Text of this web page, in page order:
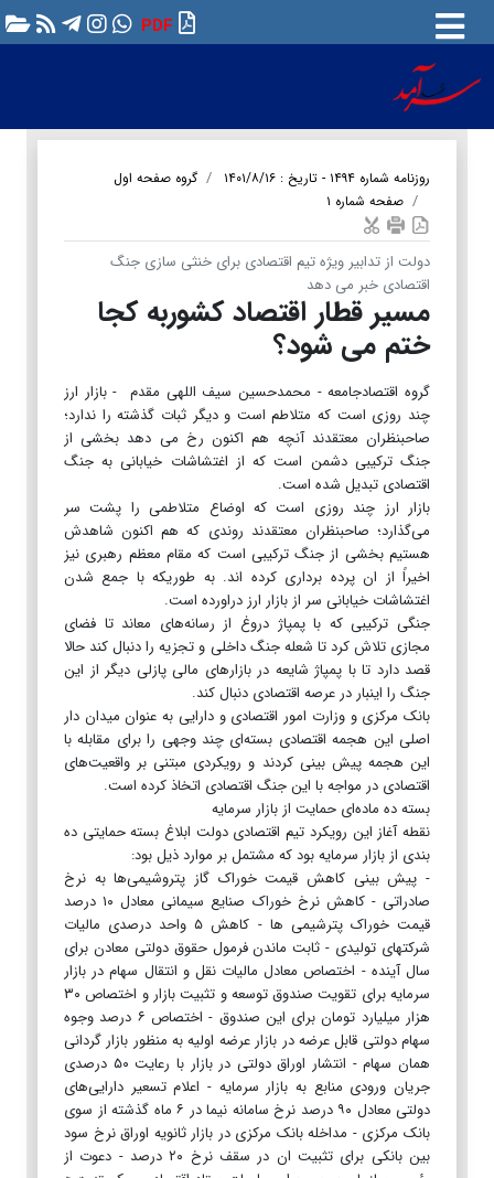
PDF
روزنامه شماره ۱۴۹۴ - تاریخ : ۱۴۰۱/۸/۱۶
گروه صفحه اول
صفحه شماره ۱
دولت از تدابیر ویژه تیم اقتصادی برای خنثی سازی جنگ
اقتصادی خبر می دهد
مسیر قطار اقتصاد کشوربه کجا
ختم می شود؟
گروه اقتصادجامعه - محمدحسین سیف اللهی مقدم - بازار ارز
چند روزی است که متلاطم است و دیگر ثبات گذشته را ندارد؛
صاحبنظران معتقدند آنچه هم اکنون رخ می دهد بخشی از
جنگ ترکیبی دشمن است که از اغتشاشات خیابانی به جنگ
اقتصادی تبدیل شده است.
بازار ارز چند روزی است که اوضاع متلاطمی را پشت سر
می‌گذارد؛ صاحبنظران معتقدند روندی که هم اکنون شاهدش
هستیم بخشی از جنگ ترکیبی است که مقام معظم رهبری نیز
اخیراً از ان پرده برداری کرده اند. به طوریکه با جمع شدن
اغتشاشات خیابانی سر از بازار ارز دراورده است.
جنگی ترکیبی که با پمپاژ دروغ از رسانه‌های معاند تا فضای
مجازی تلاش کرد تا شعله جنگ داخلی و تجزیه را دنبال کند حالا
قصد دارد تا با پمپاژ شایعه در بازارهای مالی پازلی دیگر از این
جنگ را اینبار در عرصه اقتصادی دنبال کند.
بانک مرکزی و وزارت امور اقتصادی و دارایی به عنوان میدان دار
اصلی این هجمه اقتصادی بسته‌ای چند وجهی را برای مقابله با
این هجمه پیش بینی کردند و رویکردی مبتنی بر واقعیت‌های
اقتصادی در مواجه با این جنگ اقتصادی اتخاذ کرده است.
بسته ده ماده‌ای حمایت از بازار سرمایه
نقطه آغاز این رویکرد تیم اقتصادی دولت ابلاغ بسته حمایتی ده
بندی از بازار سرمایه بود که مشتمل بر موارد ذیل بود:
- پیش بینی کاهش قیمت خوراک گاز پتروشیمی‌ها به نرخ
صادراتی - کاهش نرخ خوراک صنایع سیمانی معادل ۱۰ درصد
قیمت خوراک پترشیمی ها - کاهش ۵ واحد درصدی مالیات
شرکتهای تولیدی - ثابت ماندن فرمول حقوق دولتی معادن برای
سال آینده - اختصاص معادل مالیات نقل و انتقال سهام در بازار
سرمایه برای تقویت صندوق توسعه و تثبیت بازار و اختصاص ۳۰
هزار میلیارد تومان برای این صندوق - اختصاص ۶ درصد وجوه
سهام دولتی قابل عرضه در بازار عرضه اولیه به منظور بازار گردانی
همان سهام - انتشار اوراق دولتی در بازار با رعایت ۵۰ درصدی
جریان ورودی منابع به بازار سرمایه - اعلام تسعیر دارایی‌های
دولتی معادل ۹۰ درصد نرخ سامانه نیما در ۶ ماه گذشته از سوی
بانک مرکزی - مداخله بانک مرکزی در بازار ثانویه اوراق نرخ سود
بین بانکی برای تثبیت ان در سقف نرخ ۲۰ درصد - دعوت از